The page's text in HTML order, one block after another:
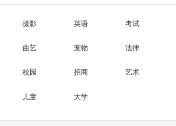
摄影 英语 考试
曲艺 宠物 法律
校园 招商 艺术
儿童 大学